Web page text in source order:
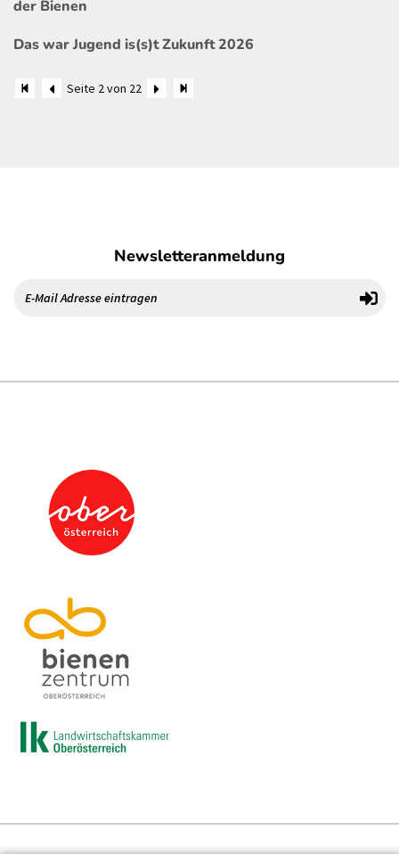
der Bienen
Das war Jugend is(s)t Zukunft 2026
Seite 2 von 22
Newsletteranmeldung